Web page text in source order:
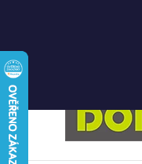
Přejít
na
obsah